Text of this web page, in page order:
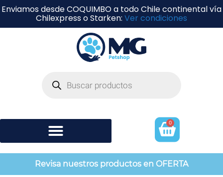
Enviamos desde COQUIMBO a todo Chile continental vía
Chilexpress o Starken: Ver condiciones
0
Revisa nuestros productos en OFERTA